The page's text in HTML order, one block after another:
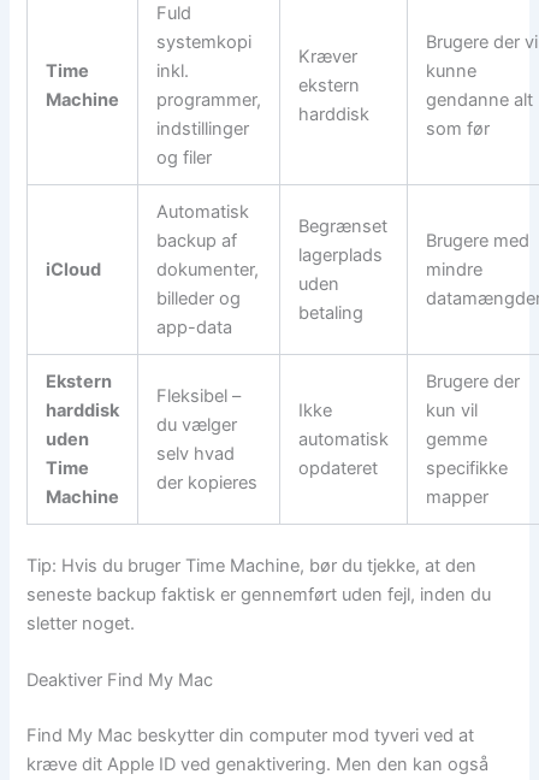
Time
Machine
Fuld
systemkopi
inkl.
programmer,
indstillinger
og filer
Kræver
ekstern
harddisk
Brugere der
kunne
gendanne alt
som før
iCloud
Automatisk
backup af
dokumenter,
billeder og
app-data
Begrænset
lagerplads
uden
betaling
Brugere med
mindre
Ekstern
harddisk
uden
Time
Machine
Fleksibel –
du vælger
selv hvad
der kopieres
Ikke
automatisk
opdateret
Brugere der
kun vil
gemme
specifikke
mapper
Tip: Hvis du bruger Time Machine, bør du tjekke, at den
seneste backup faktisk er gennemført uden fejl, inden du
sletter noget.
Deaktiver Find My Mac
Find My Mac beskytter din computer mod tyveri ved at
kræve dit Apple ID ved genaktivering. Men den kan også